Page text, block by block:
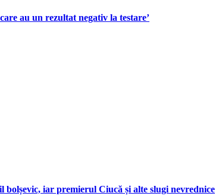
au un rezultat negativ la testare’
bolșevic, iar premierul Ciucă și alte slugi nevrednice